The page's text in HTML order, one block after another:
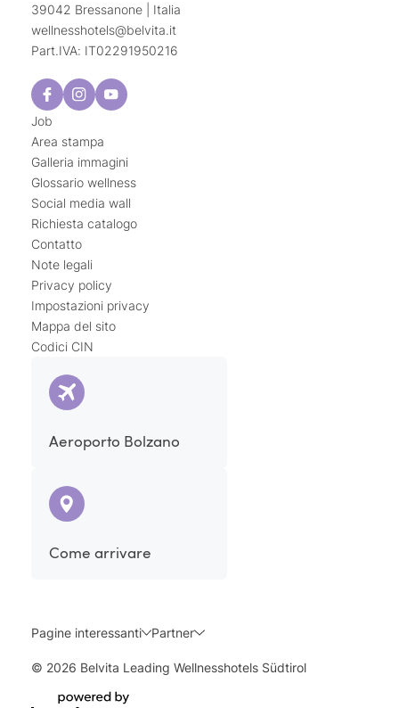
39042 Bressanone | Italia
wellnesshotels@belvita.it
Part.IVA: IT02291950216
Job
Area stampa
Galleria immagini
Glossario wellness
Social media wall
Richiesta catalogo
Contatto
Note legali
Privacy policy
Impostazioni privacy
Mappa del sito
Codici CIN
Aeroporto Bolzano
Come arrivare
Pagine interessanti Partner
© 2026 Belvita Leading Wellnesshotels Südtirol